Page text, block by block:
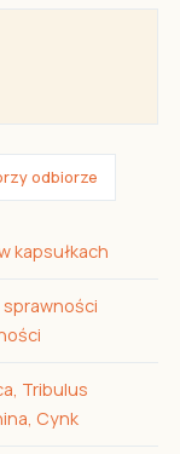
odbiorze
kapsułkach
sprawności
Tribulus
Cynk